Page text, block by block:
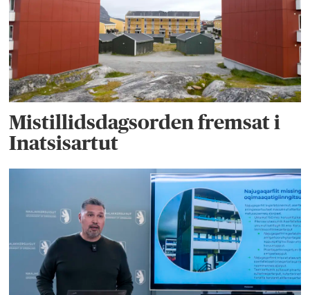
Mistillidsdagsorden fremsat i
Inatsisartut